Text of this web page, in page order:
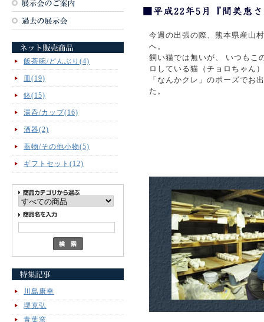
今週の出張の際、熊本県産山
へ。
飼い猫では無いが、 いつもこ
ロしている猫（チョロちゃん
「なんかクレ」のポーズでお
た。
飯茶碗/どんぶり(4)
皿(19)
鉢(15)
湯呑/カップ(16)
酒器(2)
蓋物/その他小物(5)
ギフトセット(12)
川島康幸
堺克弘
青葉窯